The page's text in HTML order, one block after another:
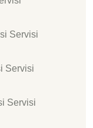
Servisi
Servisi
Servisi